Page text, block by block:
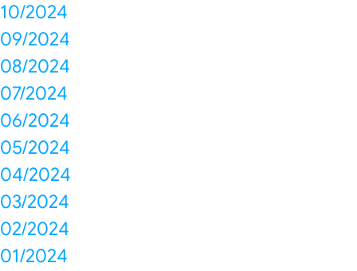
10/2024
09/2024
08/2024
07/2024
06/2024
05/2024
04/2024
03/2024
02/2024
01/2024